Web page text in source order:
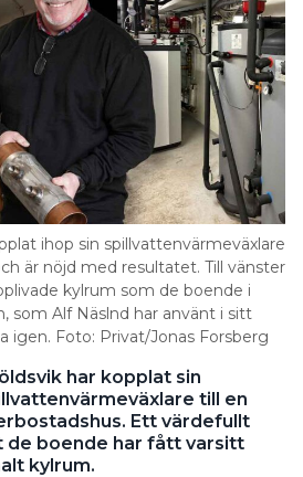
ihop sin spillvattenvärmeväxlare
är nöjd med resultatet. Till vänster
kylrum som de boende i
som Alf Näslnd har använt i sitt
igen. Foto: Privat/Jonas Forsberg
har kopplat sin
till en
Ett värdefullt
de boende har fått varsitt
kylrum.